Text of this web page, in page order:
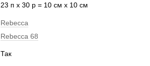
23 п х 30 р = 10 см х 10 см
Rebecca
Rebecca 68
Так